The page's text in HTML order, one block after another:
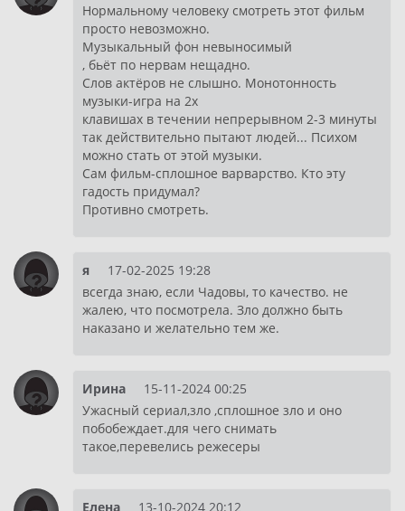
Нормальному человеку смотреть этот фильм
просто невозможно.
Музыкальный фон невыносимый
, бьёт по нервам нещадно.
Слов актёров не слышно. Монотонность
музыки-игра на 2х
клавишах в течении непрерывном 2-3 минуты
так действительно пытают людей... Психом
можно стать от этой музыки.
Сам фильм-сплошное варварство. Кто эту
гадость придумал?
Противно смотреть.
я
17-02-2025 19:28
всегда знаю, если Чадовы, то качество. не
жалею, что посмотрела. Зло должно быть
наказано и желательно тем же.
Ирина
15-11-2024 00:25
Ужасный сериал,зло ,сплошное зло и оно
побобеждает.для чего снимать
такое,перевелись режесеры
Елена 13-10-2024 20:12